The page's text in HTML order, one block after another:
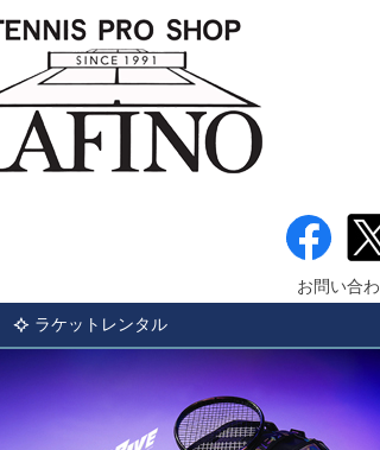
お問い合
ラケットレンタル